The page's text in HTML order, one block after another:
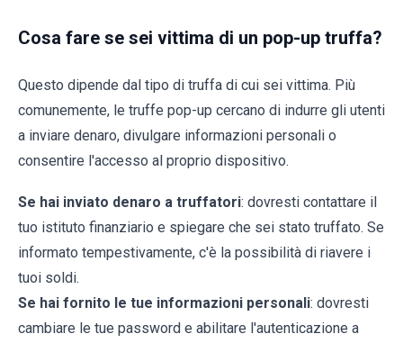
Cosa fare se sei vittima di un pop-up truffa?
Questo dipende dal tipo di truffa di cui sei vittima. Più
comunemente, le truffe pop-up cercano di indurre gli utenti
a inviare denaro, divulgare informazioni personali o
consentire l'accesso al proprio dispositivo.
Se hai inviato denaro a truffatori: dovresti contattare il
tuo istituto finanziario e spiegare che sei stato truffato. Se
informato tempestivamente, c'è la possibilità di riavere i
tuoi soldi.
Se hai fornito le tue informazioni personali: dovresti
cambiare le tue password e abilitare l'autenticazione a